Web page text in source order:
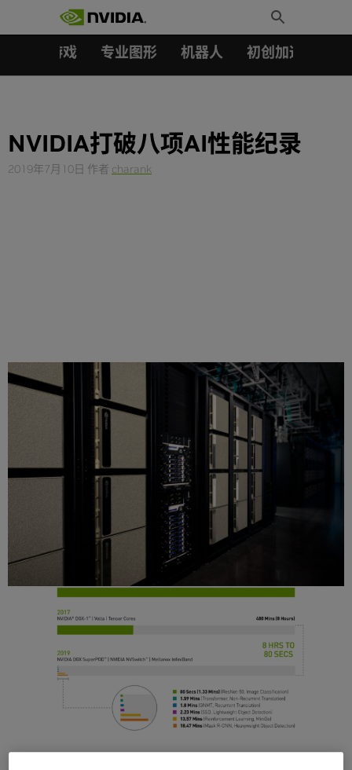
Toggle
Search
游戏 专业图形 机器人 初创加速会员成
NVIDIA打破八项AI性能纪录
2019年7月10日 作者 charank
分享
秒： 作为唯一一家提交了全部6项基准测
试的公司，实现了
训练用时大突破。